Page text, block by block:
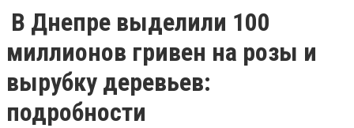
В Днепре выделили 100
миллионов гривен на розы и
вырубку деревьев:
подробности